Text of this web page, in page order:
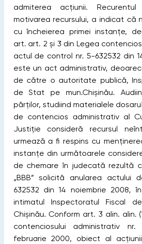
admiterea acţiunii. Recurentul
motivarea recursului, a indicat că
cu încheierea primei instanţe,
art. art. 2 și 3 din Legea
actul de control nr. 5-632532 din
este un act administrativ,
de către o autoritate publică,
de Stat pe mun.Chișinău.
părţilor, studiind materialele
de contencios administrativ al
Justiţie consideră recursul
urmează a ﬁ respins cu
instanţe din următoarele
de chemare în judecată rezultă
„BBB” solicită anularea actului
632532 din 14 noiembrie 2008,
intimatul Inspectoratul Fiscal
Chișinău. Conform art. 3 alin. alin.
contenciosului administrativ
februarie 2000, obiect al